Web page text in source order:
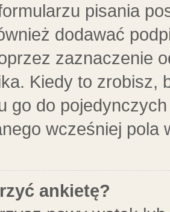
pisania
dodawać
zaznaczenie
Kiedy to zrobisz,
go do
wcześniej pola
ankietę?